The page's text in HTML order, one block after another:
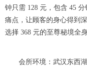
钟只需 128 元，包含 45
痛点，让顾客的身心得到
选择 368 元的至尊秘境全
会所环境：武汉东西湖